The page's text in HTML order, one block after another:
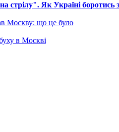
стрілу". Як Україні боротись
Москву: що це було
в Москві